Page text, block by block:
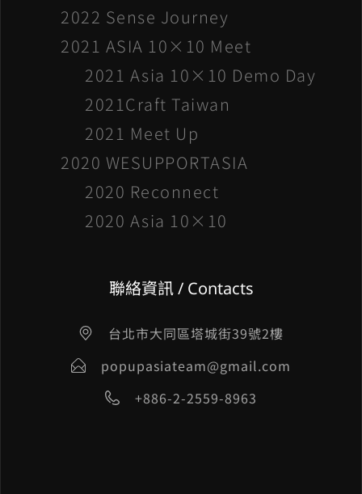
2022 Sense Journey
2021 ASIA 10×10 Meet
2021 Asia 10×10 Demo Day
2021Craft Taiwan
2021 Meet Up
2020 WESUPPORTASIA
2020 Reconnect
2020 Asia 10×10
聯絡資訊 / Contacts
台北市大同區塔城街39號2樓
popupasiateam@gmail.com
+886-2-2559-8963